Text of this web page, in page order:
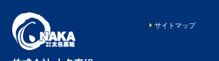
サイトマップ